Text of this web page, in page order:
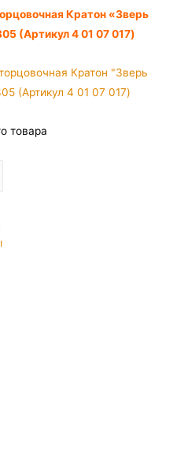
Кратон «Зверь
(Артикул 4 01 07 017)
товара